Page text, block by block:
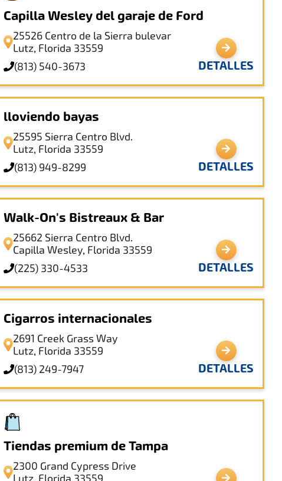
Capilla Wesley del garaje de Ford
25526 Centro de la Sierra bulevar
Lutz, Florida 33559
(813) 540-3673
DETALLES
lloviendo bayas
25595 Sierra Centro Blvd.
Lutz, Florida 33559
(813) 949-8299
DETALLES
Walk-On's Bistreaux & Bar
25662 Sierra Centro Blvd.
Capilla Wesley, Florida 33559
(225) 330-4533
DETALLES
Cigarros internacionales
2691 Creek Grass Way
Lutz, Florida 33559
(813) 249-7947
DETALLES
Tiendas premium de Tampa
2300 Grand Cypress Drive
Lutz, Florida 33559